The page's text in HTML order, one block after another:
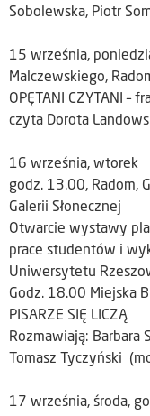
Sobolewska, Piotr
15 września,
Malczewskiego,
OPĘTANI CZYTANI –
czyta Dorota
16 września, wtorek
godz. 13.00, Radom,
Galerii Słonecznej
Otwarcie wystawy
prace studentów i
Uniwersytetu
Godz. 18.00 Miejska
PISARZE SIĘ LICZĄ
Rozmawiają: Barbara
Tomasz Tyczyński
17 września, środa,